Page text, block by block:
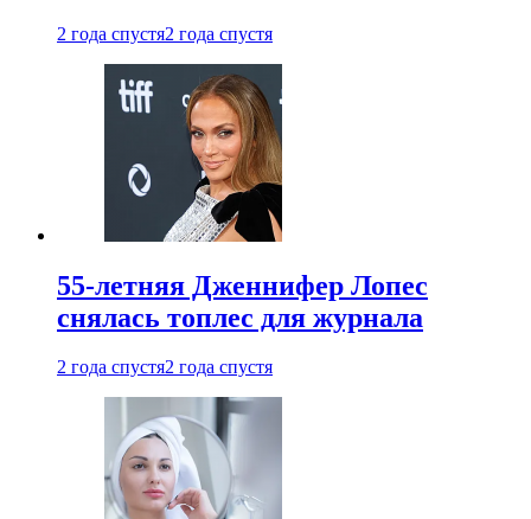
2 года спустя2 года спустя
55-летняя Дженнифер Лопес
снялась топлес для журнала
2 года спустя2 года спустя